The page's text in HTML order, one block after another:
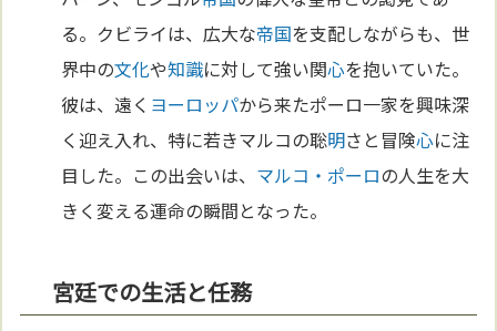
る。クビライは、広大な帝国を支配しながらも、世
界中の文化や知識に対して強い関心を抱いていた。
彼は、遠く ヨーロッパから来たポーロ一家を興味深
く迎え入れ、特に若きマルコの聡明さと冒険心に注
目した。この出会いは、 マルコ・ポーロの人生を大
きく変える運命の瞬間となった。
宮廷での生活と任務